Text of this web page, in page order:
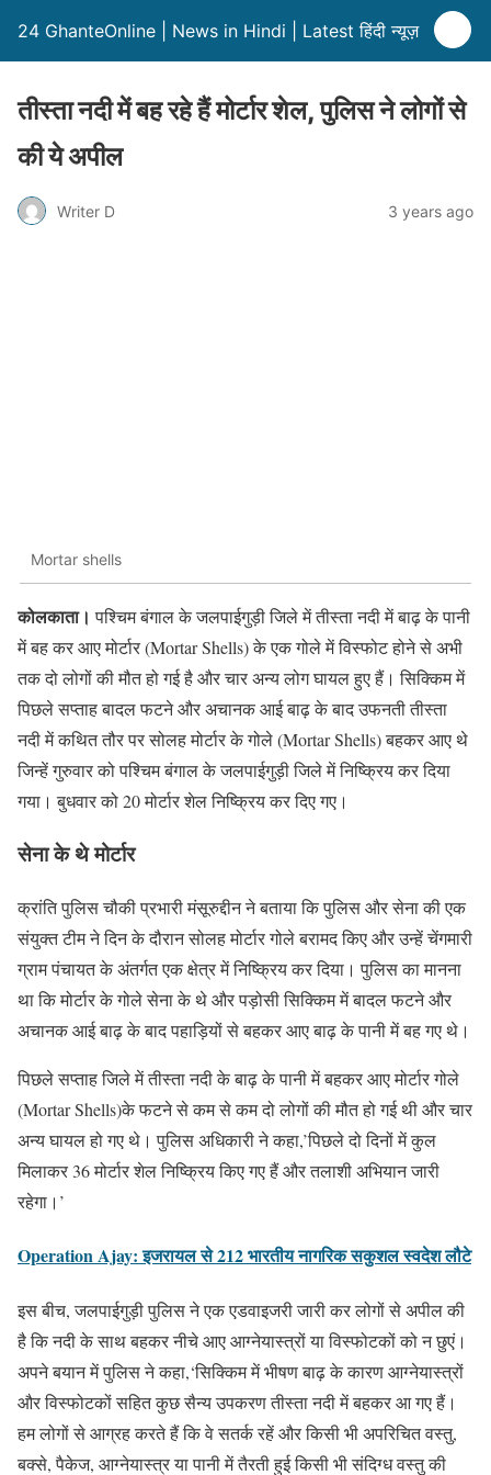
24 GhanteOnline | News in Hindi | Latest हिंदी न्यूज़
तीस्ता नदी में बह रहे हैं मोर्टार शेल, पुलिस ने लोगों से
की ये अपील
Writer D 3 years ago
Mortar shells
कोलकाता। पश्चिम बंगाल के जलपाईगुड़ी जिले में तीस्ता नदी में बाढ़ के पानी
में बह कर आए मोर्टार (Mortar Shells) के एक गोले में विस्फोट होने से अभी
तक दो लोगों की मौत हो गई है और चार अन्य लोग घायल हुए हैं। सिक्किम में
पिछले सप्ताह बादल फटने और अचानक आई बाढ़ के बाद उफनती तीस्ता
नदी में कथित तौर पर सोलह मोर्टार के गोले (Mortar Shells) बहकर आए थे
जिन्हें गुरुवार को पश्चिम बंगाल के जलपाईगुड़ी जिले में निष्क्रिय कर दिया
गया। बुधवार को 20 मोर्टार शेल निष्क्रिय कर दिए गए।
सेना के थे मोर्टार
क्रांति पुलिस चौकी प्रभारी मंसूरुद्दीन ने बताया कि पुलिस और सेना की एक
संयुक्त टीम ने दिन के दौरान सोलह मोर्टार गोले बरामद किए और उन्हें चेंगमारी
ग्राम पंचायत के अंतर्गत एक क्षेत्र में निष्क्रिय कर दिया। पुलिस का मानना
था कि मोर्टार के गोले सेना के थे और पड़ोसी सिक्किम में बादल फटने और
अचानक आई बाढ़ के बाद पहाड़ियों से बहकर आए बाढ़ के पानी में बह गए थे।
पिछले सप्ताह जिले में तीस्ता नदी के बाढ़ के पानी में बहकर आए मोर्टार गोले
(Mortar Shells)के फटने से कम से कम दो लोगों की मौत हो गई थी और चार
अन्य घायल हो गए थे। पुलिस अधिकारी ने कहा,’पिछले दो दिनों में कुल
मिलाकर 36 मोर्टार शेल निष्क्रिय किए गए हैं और तलाशी अभियान जारी
रहेगा।’
Operation Ajay: इजरायल से 212 भारतीय नागरिक सकुशल स्वदेश लौटे
इस बीच, जलपाईगुड़ी पुलिस ने एक एडवाइजरी जारी कर लोगों से अपील की
है कि नदी के साथ बहकर नीचे आए आग्नेयास्त्रों या विस्फोटकों को न छुएं।
अपने बयान में पुलिस ने कहा,‘सिक्किम में भीषण बाढ़ के कारण आग्नेयास्त्रों
और विस्फोटकों सहित कुछ सैन्य उपकरण तीस्ता नदी में बहकर आ गए हैं।
हम लोगों से आग्रह करते हैं कि वे सतर्क रहें और किसी भी अपरिचित वस्तु,
बक्से, पैकेज, आग्नेयास्त्र या पानी में तैरती हुई किसी भी संदिग्ध वस्तु की